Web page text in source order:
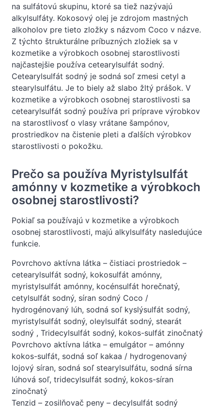
na sulfátovú skupinu, ktoré sa tiež nazývajú
alkylsulfáty. Kokosový olej je zdrojom mastných
alkoholov pre tieto zložky s názvom Coco v názve.
Z týchto štrukturálne príbuzných zložiek sa v
kozmetike a výrobkoch osobnej starostlivosti
najčastejšie používa cetearylsulfát sodný.
Cetearylsulfát sodný je sodná soľ zmesi cetyl a
stearylsulfátu. Je to biely až slabo žltý prášok. V
kozmetike a výrobkoch osobnej starostlivosti sa
cetearylsulfát sodný používa pri príprave výrobkov
na starostlivosť o vlasy vrátane šampónov,
prostriedkov na čistenie pleti a ďalších výrobkov
starostlivosti o pokožku.
Prečo sa používa Myristylsulfát
amónny v kozmetike a výrobkoch
osobnej starostlivosti?
Pokiaľ sa používajú v kozmetike a výrobkoch
osobnej starostlivosti, majú alkylsulfáty nasledujúce
funkcie.
Povrchovo aktívna látka – čistiaci prostriedok –
cetearylsulfát sodný, kokosulfát amónny,
myristylsulfát amónny, kocénsulfát horečnatý,
cetylsulfát sodný, síran sodný Coco /
hydrogénovaný lúh, sodná soľ kyslýsulfát sodný,
myristylsulfát sodný, oleylsulfát sodný, stearát
sodný , Tridecylsulfát sodný, kokos-sulfát zinočnatý
Povrchovo aktívna látka – emulgátor – amónny
kokos-sulfát, sodná soľ kakaa / hydrogenovaný
lojový síran, sodná soľ stearylsulfátu, sodná sírna
lúhová soľ, tridecylsulfát sodný, kokos-síran
zinočnatý
Tenzid – zosilňovač peny – decylsulfát sodný